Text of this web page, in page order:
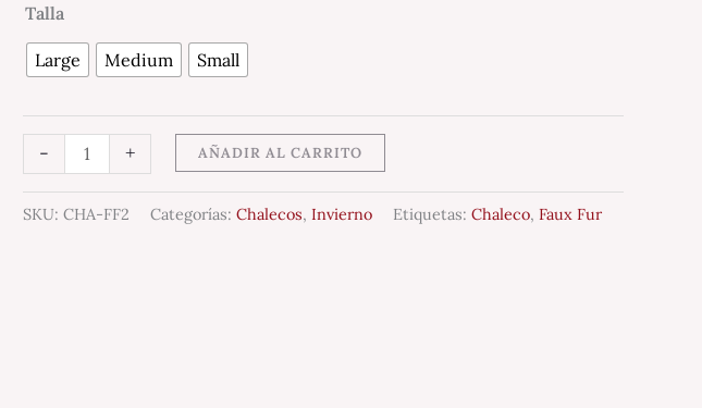
Talla
Large Medium Small
- + AÑADIR AL CARRITO
SKU: CHA-FF2 Categorías: Chalecos, Invierno Etiquetas: Chaleco, Faux Fur